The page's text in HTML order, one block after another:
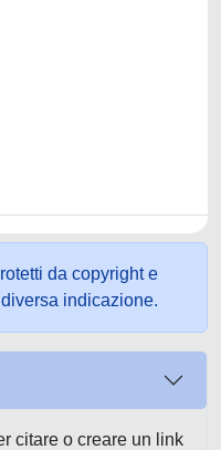
da copyright e
indicazione.
citare o creare un link